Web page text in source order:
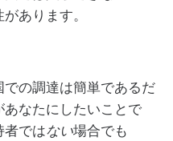
あります。
の調達は簡単であるだ
なたにしたいことで
者ではない場合でも